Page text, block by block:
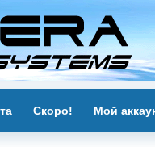
Скоро! Мой